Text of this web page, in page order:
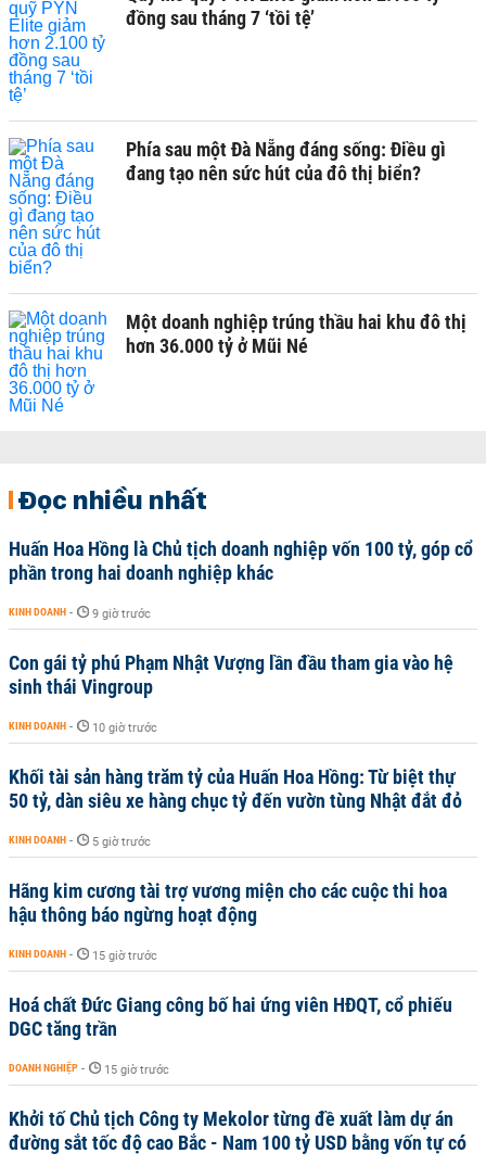
đồng sau tháng 7 ‘tồi tệ’
Phía sau một Đà Nẵng đáng sống: Điều gì
đang tạo nên sức hút của đô thị biển?
Một doanh nghiệp trúng thầu hai khu đô thị
hơn 36.000 tỷ ở Mũi Né
Đọc nhiều nhất
Huấn Hoa Hồng là Chủ tịch doanh nghiệp vốn 100 tỷ, góp cổ
phần trong hai doanh nghiệp khác
KINH DOANH - 9 giờ trước
Con gái tỷ phú Phạm Nhật Vượng lần đầu tham gia vào hệ
sinh thái Vingroup
KINH DOANH - 10 giờ trước
Khối tài sản hàng trăm tỷ của Huấn Hoa Hồng: Từ biệt thự
50 tỷ, dàn siêu xe hàng chục tỷ đến vườn tùng Nhật đắt đỏ
KINH DOANH - 5 giờ trước
Hãng kim cương tài trợ vương miện cho các cuộc thi hoa
hậu thông báo ngừng hoạt động
KINH DOANH - 15 giờ trước
Hoá chất Đức Giang công bố hai ứng viên HĐQT, cổ phiếu
DGC tăng trần
DOANH NGHIỆP - 15 giờ trước
Khởi tố Chủ tịch Công ty Mekolor từng đề xuất làm dự án
đường sắt tốc độ cao Bắc - Nam 100 tỷ USD bằng vốn tự có